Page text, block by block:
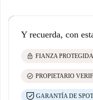
Y recuerda, con
lock FIANZA PROTEGIDA
check_circle PROPIETARIO
GARANTÍA DE